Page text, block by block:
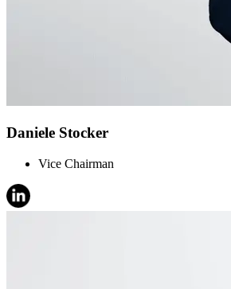
Daniele Stocker
Vice Chairman